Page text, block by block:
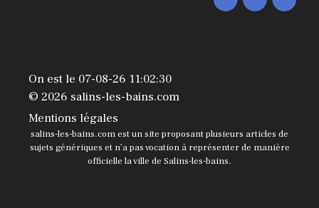
On est le 07-08-26 11:02:30
© 2026 salins-les-bains.com
Mentions légales
salins-les-bains.com est un site proposant plusieurs articles de
sujets génériques et n’a pas vocation à représenter de manière
officielle la ville de Salins-les-bains.